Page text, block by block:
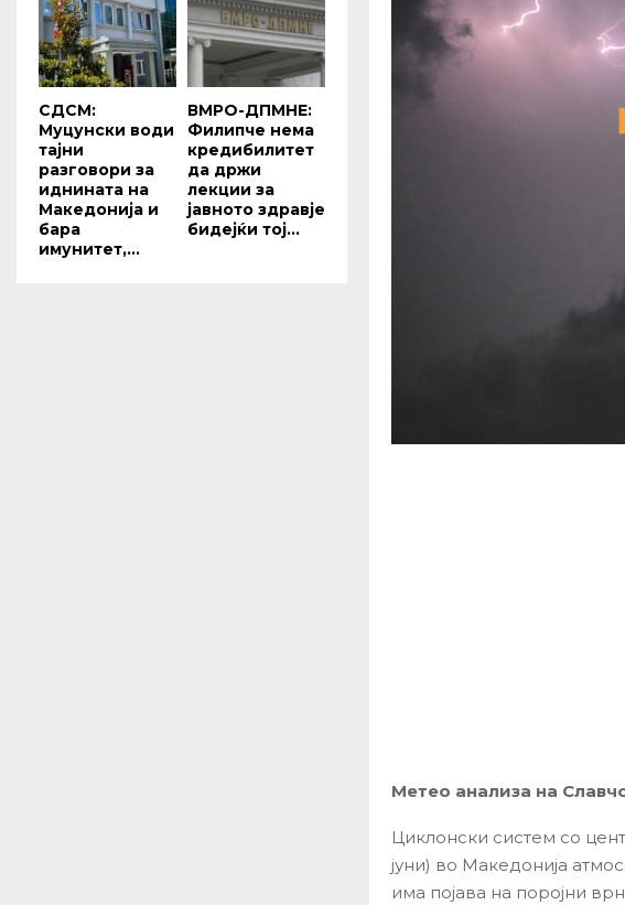
Метео анализа на
Циклонски систем со
јуни) во Македонија
има појава на поројни
СДСМ:
Муцунски води
тајни
разговори за
иднината на
Македонија и
бара
имунитет,...
ВМРО-ДПМНЕ:
Филипче нема
кредибилитет
да држи
лекции за
јавното здравје
бидејќи тој...